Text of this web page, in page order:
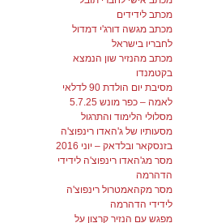
מכתב לידידים
מכתב מגשה דורג'י דמדול
לחבריו בישראל
מכתב מהנזיר שון הנמצא
בקטמנדו
מסיבת יום הולדת 90 לדלאי
לאמה – כפר מונש 5.7.25
מסלולי הלימוד והתרגול
מסעותיו של ג'האדו רינפוצ'ה
בזנסקאר ובלדאק – יוני 2016
מסר מג'האדו רינפוצ'ה לידידי
הדהרמה
מסר מקהאמטרול רינפוצ'ה
לידידי הדהרמה
מפגש עם הנזיר קרצון על